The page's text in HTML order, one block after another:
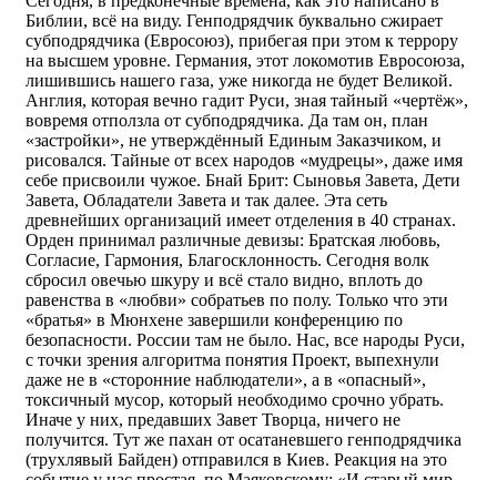
Библии, всё на виду. Генподрядчик буквально сжирает
субподрядчика (Евросоюз), прибегая при этом к террору
на высшем уровне. Германия, этот локомотив Евросоюза,
лишившись нашего газа, уже никогда не будет Великой.
Англия, которая вечно гадит Руси, зная тайный «чертёж»,
вовремя отползла от субподрядчика. Да там он, план
«застройки», не утверждённый Единым Заказчиком, и
рисовался. Тайные от всех народов «мудрецы», даже имя
себе присвоили чужое. Бнай Брит: Сыновья Завета, Дети
Завета, Обладатели Завета и так далее. Эта сеть
древнейших организаций имеет отделения в 40 странах.
Орден принимал различные девизы: Братская любовь,
Согласие, Гармония, Благосклонность. Сегодня волк
сбросил овечью шкуру и всё стало видно, вплоть до
равенства в «любви» собратьев по полу. Только что эти
«братья» в Мюнхене завершили конференцию по
безопасности. России там не было. Нас, все народы Руси,
с точки зрения алгоритма понятия Проект, выпехнули
даже не в «сторонние наблюдатели», а в «опасный»,
токсичный мусор, который необходимо срочно убрать.
Иначе у них, предавших Завет Творца, ничего не
получится. Тут же пахан от осатаневшего генподрядчика
(трухлявый Байден) отправился в Киев. Реакция на это